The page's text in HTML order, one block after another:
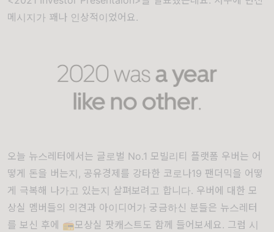
메시지가 꽤나 인상적이었어요.
오늘 뉴스레터에서는 글로벌 No.1 모빌리티 플랫폼 우버는 어
떻게 돈을 버는지, 공유경제를 강타한 코로나19 팬더믹을 어떻
게 극복해 나가고 있는지 살펴보려고 합니다. 우버에 대한 모
상실 멤버들의 의견과 아이디어가 궁금하신 분들은 뉴스레터
를 보신 후에 📻모상실 팟캐스트도 함께 들어보세요. 그럼 시